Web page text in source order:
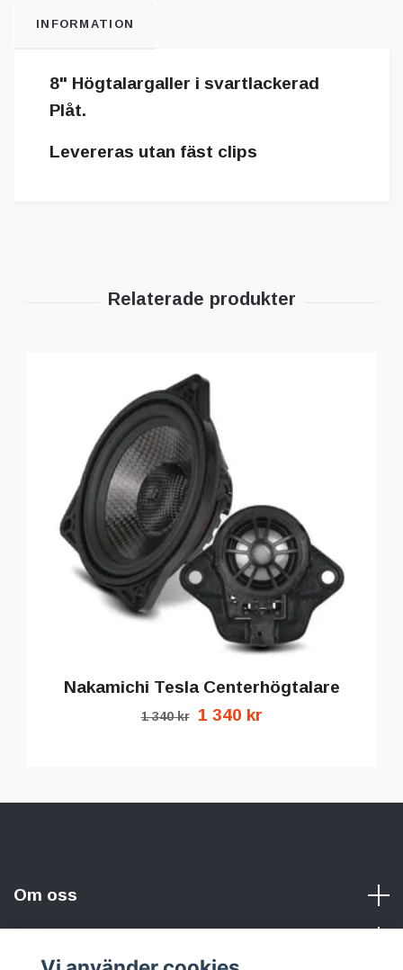
INFORMATION
8" Högtalargaller i svartlackerad
Plåt.
Levereras utan fäst clips
Nakamichi Tesla Centerhögtalare
1 340 kr 1 340 kr
Om oss